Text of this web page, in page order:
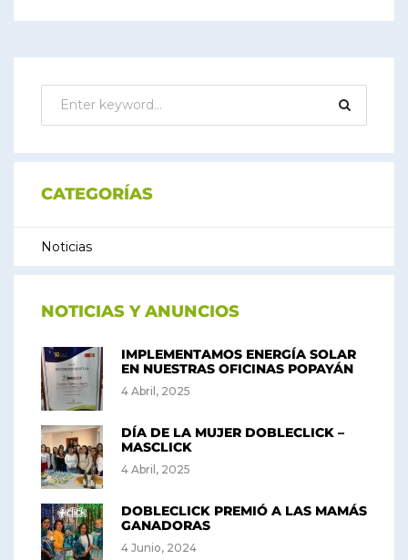
CATEGORÍAS
Noticias
NOTICIAS Y ANUNCIOS
IMPLEMENTAMOS ENERGÍA SOLAR
EN NUESTRAS OFICINAS POPAYÁN
4 Abril, 2025
DÍA DE LA MUJER DOBLECLICK –
MASCLICK
4 Abril, 2025
DOBLECLICK PREMIÓ A LAS MAMÁS
GANADORAS
4 Junio, 2024